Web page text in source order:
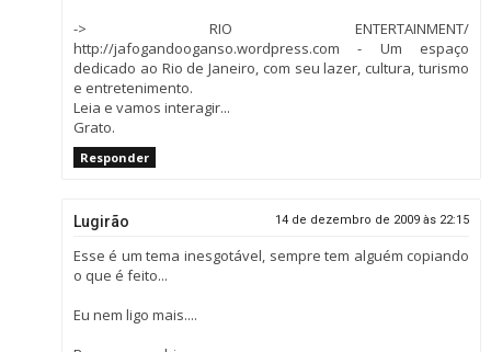
-> RIO ENTERTAINMENT/
http://jafogandooganso.wordpress.com - Um espaço
dedicado ao Rio de Janeiro, com seu lazer, cultura, turismo
e entretenimento.
Leia e vamos interagir...
Grato.
Responder
Lugirão 14 de dezembro de 2009 às 22:15
Esse é um tema inesgotável, sempre tem alguém copiando
o que é feito...
Eu nem ligo mais....